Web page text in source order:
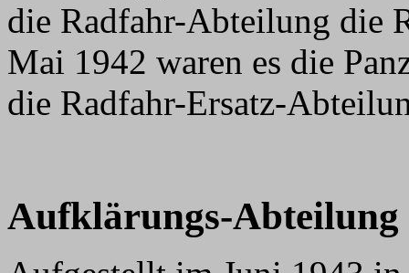
die Radfahr-Abteilung die
Mai 1942 waren es die
die Radfahr-Ersatz-
Aufklärungs-Abteilung